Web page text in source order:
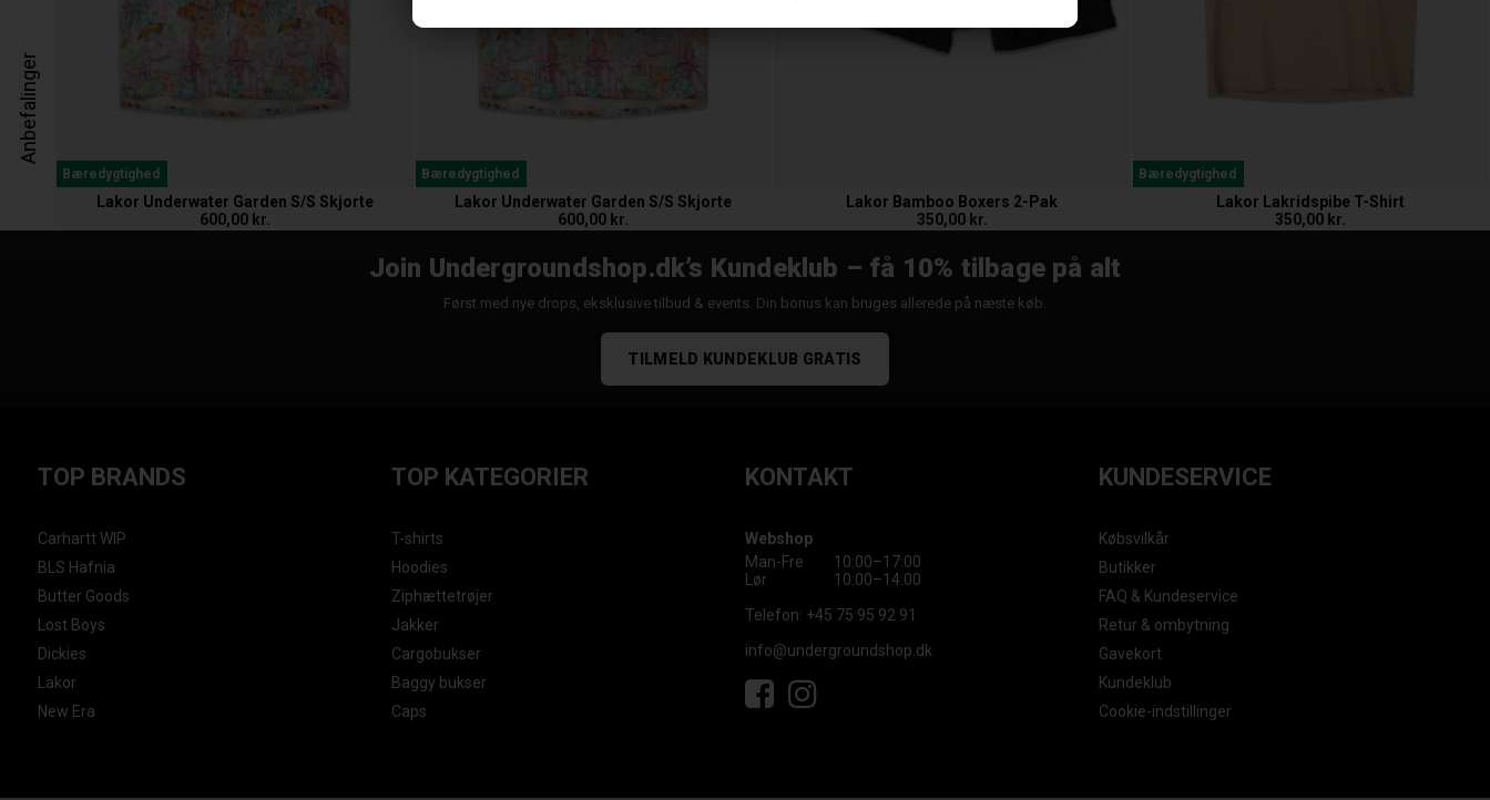
Anbefalinger
Bæredygtighed
Lakor Underwater Garden S/S Skjorte
600,00 kr.
Bæredygtighed
Lakor Underwater Garden S/S Skjorte
600,00 kr.
Lakor Bamboo Boxers 2-Pak
350,00 kr.
Bæredygtighed
Lakor Lakridspibe T-Shirt
350,00 kr.
Join Undergroundshop.dk’s Kundeklub – få 10% tilbage på alt
Først med nye drops, eksklusive tilbud & events. Din bonus kan bruges allerede på næste køb.
TILMELD KUNDEKLUB GRATIS
TOP BRANDS
Carhartt WIP
BLS Hafnia
Butter Goods
Lost Boys
Dickies
Lakor
New Era
TOP KATEGORIER
T-shirts
Hoodies
Ziphættetrøjer
Jakker
Cargobukser
Baggy bukser
Caps
KONTAKT
Webshop
Man-Fre
10:00–17:00
Lør
10:00–14:00
Telefon: +45 75 95 92 91
info@undergroundshop.dk
FacebookInstagram
KUNDESERVICE
Købsvilkår
Butikker
FAQ & Kundeservice
Retur & ombytning
Gavekort
Kundeklub
Cookie-indstillinger